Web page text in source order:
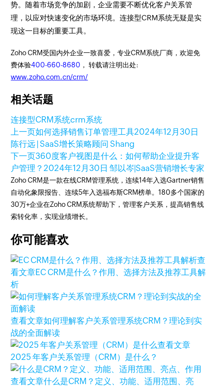
势。随着市场竞争的加剧，企业需要不断优化客户关系管
理，以应对快速变化的市场环境。连接型CRM系统无疑是实
现这一目标的重要工具。
Zoho CRM受国内外企业一致喜爱，专业CRM系统厂商，欢迎免
费体验400-660-8680 ， 转载请注明出处:
www.zoho.com.cn/crm/
相关话题
连接型CRM系统crm系统
上一页如何选择销售订单管理工具2024年12月30日
陈行远 | SaaS增长策略顾问 Shang
下一页360度客户视图是什么：如何帮助企业提升客
户管理？2024年12月30日 邹以岑|SaaS营销增长专家
Zoho CRM是一款在线CRM管理系统，连续14年入选Gartner销售
自动化象限报告、连续5年入选福布斯CRM榜单。180多个国家的
30万+企业在Zoho CRM系统帮助下，管理客户关系，提高销售线
索转化率，实现业绩增长。
你可能喜欢
查
看文章EC CRM是什么？作用、选择方法及推荐工具解
析
查看文章如何理解客户关系管理系统CRM？理论到实
战的全面解读
查看文章
2025 年客户关系管理（CRM）是什么？
查看文章什么是CRM？定义、功能、适用范围、亮